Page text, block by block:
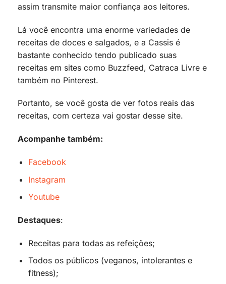
assim transmite maior confiança aos leitores.
Lá você encontra uma enorme variedades de
receitas de doces e salgados, e a Cassis é
bastante conhecido tendo publicado suas
receitas em sites como Buzzfeed, Catraca Livre e
também no Pinterest.
Portanto, se você gosta de ver fotos reais das
receitas, com certeza vai gostar desse site.
Acompanhe também:
Facebook
Instagram
Youtube
Destaques:
Receitas para todas as refeições;
Todos os públicos (veganos, intolerantes e
fitness);